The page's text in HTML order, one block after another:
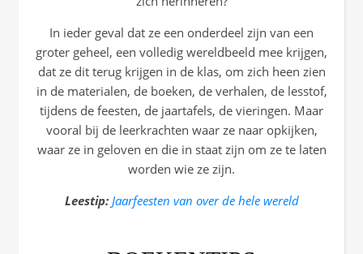
In ieder geval dat ze een onderdeel zijn van een
groter geheel, een volledig wereldbeeld mee krijgen,
dat ze dit terug krijgen in de klas, om zich heen zien
in de materialen, de boeken, de verhalen, de lesstof,
tijdens de feesten, de jaartafels, de vieringen. Maar
vooral bij de leerkrachten waar ze naar opkijken,
waar ze in geloven en die in staat zijn om ze te laten
worden wie ze zijn.
Leestip: Jaarfeesten van over de hele wereld